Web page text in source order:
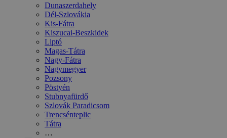
Dunaszerdahely
Dél-Szlovákia
Kis-Fátra
Kiszucai-Beszkidek
Liptó
Magas-Tátra
Nagy-Fátra
Nagymegyer
Pozsony
Pöstyén
Stubnyafürdő
Szlovák Paradicsom
Trencsénteplic
Tátra
…